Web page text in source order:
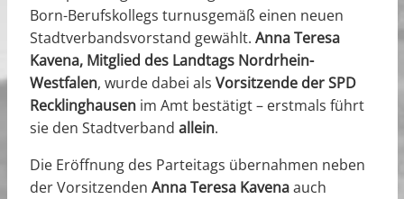
Born-Berufskollegs turnusgemäß einen neuen
Stadtverbandsvorstand gewählt. Anna Teresa
Kavena, Mitglied des Landtags Nordrhein-
Westfalen, wurde dabei als Vorsitzende der SPD
Recklinghausenim Amt bestätigt – erstmals führt
sie den Stadtverband allein.
Die Eröffnung des Parteitags übernahmen neben
der Vorsitzenden Anna Teresa Kavenaauch